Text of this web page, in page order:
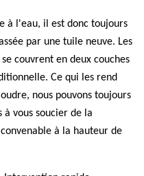
à l'eau, il est donc toujours
par une tuile neuve. Les
couvrent en deux couches
Ce qui les rend
nous pouvons toujours
à vous soucier de la
à la hauteur de